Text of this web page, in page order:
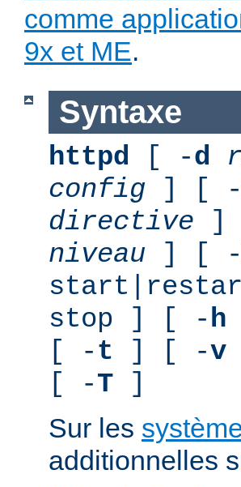
comme
9x et ME.
Syntaxe
httpd [ -d
config ] [ -
directive ]
niveau ] [ -
stop ] [ -h
[ -t ] [ -v
[ -T ]
Sur les
additionnelles